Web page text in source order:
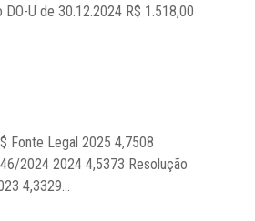
U de 30.12.2024 R$ 1.518,00
Fonte Legal 2025 4,7508
2024 2024 4,5373 Resolução
4,3329...